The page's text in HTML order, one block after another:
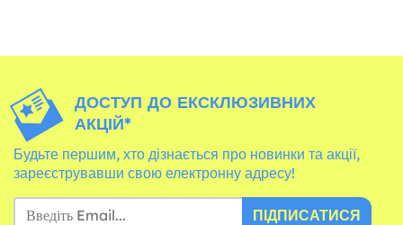
ДОСТУП ДО ЕКСКЛЮЗИВНИХ
АКЦІЙ*
Будьте першим, хто дізнається про новинки та акції,
зареєструвавши свою електронну адресу!
ПІДПИСАТИСЯ